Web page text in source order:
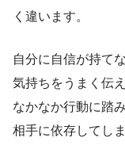
く違います。
自分に自信が持てな
気持ちをうまく伝
なかなか行動に踏
相手に依存してし